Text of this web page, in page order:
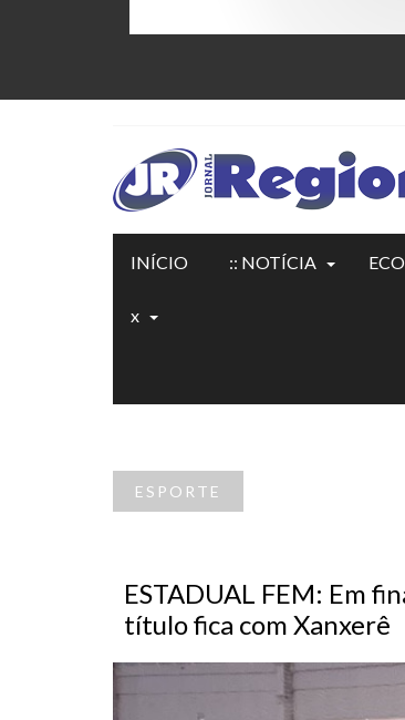
INÍCIO :: NOTÍCIA
x
ESPORTE
ESTADUAL FEM: Em
título fica com Xanxerê